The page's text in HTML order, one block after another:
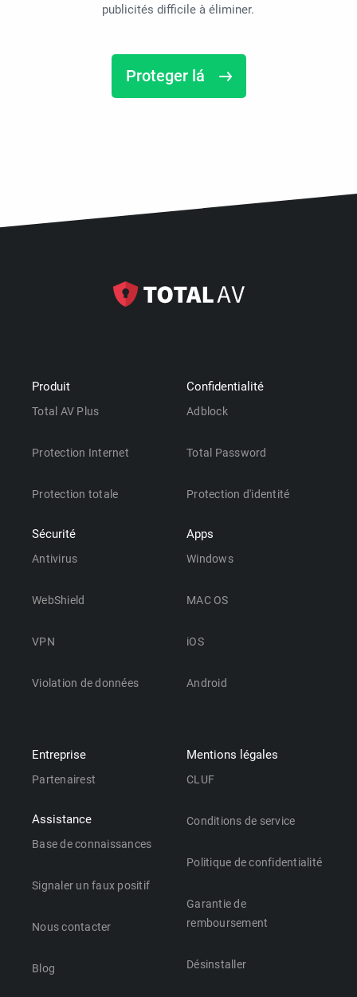
publicités difficile à éliminer.
Proteger lá
Produit
Total AV Plus
Protection Internet
Protection totale
Sécurité
Antivirus
WebShield
VPN
Violation de données
Confidentialité
Adblock
Total Password
Protection d'identité
Apps
Windows
MAC OS
iOS
Android
Entreprise
Partenairest
Assistance
Base de connaissances
Signaler un faux positif
Nous contacter
Blog
Mentions légales
CLUF
Conditions de service
Politique de confidentialité
Garantie de
remboursement
Désinstaller